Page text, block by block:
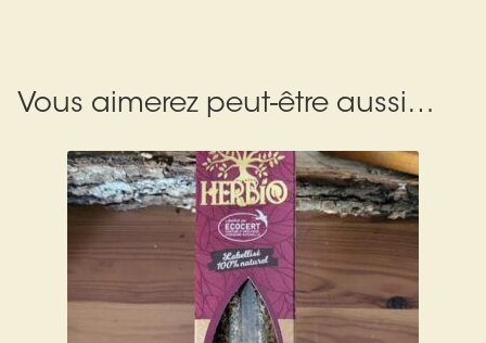
Vous aimerez peut-être aussi…